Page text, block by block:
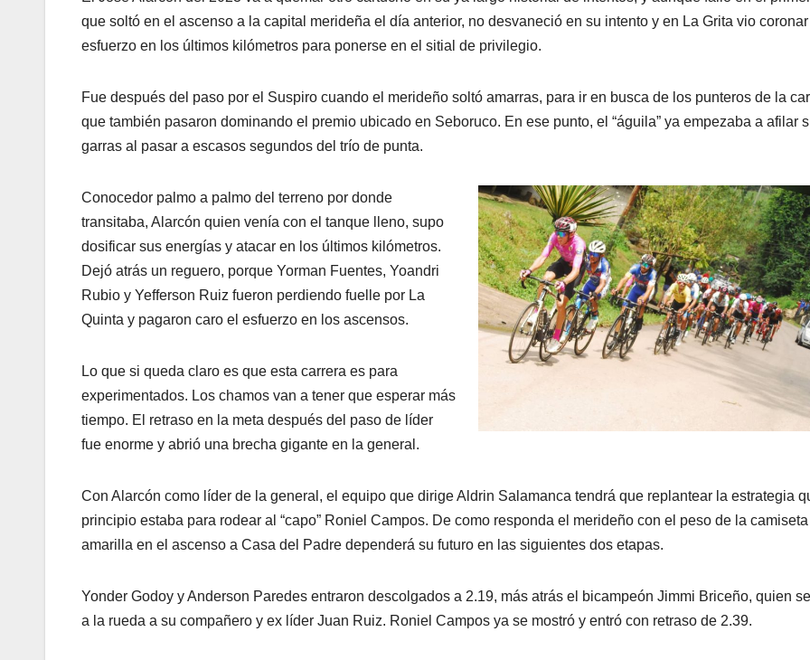
que soltó en el ascenso a la capital merideña el día anterior, no desvaneció en su intento y en La Grita vio coronar
esfuerzo en los últimos kilómetros para ponerse en el sitial de privilegio.
Fue después del paso por el Suspiro cuando el merideño soltó amarras, para ir en busca de los punteros de la
que también pasaron dominando el premio ubicado en Seboruco. En ese punto, el “águila” ya empezaba a afilar
garras al pasar a escasos segundos del trío de punta.
Conocedor palmo a palmo del terreno por donde
transitaba, Alarcón quien venía con el tanque lleno, supo
dosificar sus energías y atacar en los últimos kilómetros.
Dejó atrás un reguero, porque Yorman Fuentes, Yoandri
Rubio y Yefferson Ruiz fueron perdiendo fuelle por La
Quinta y pagaron caro el esfuerzo en los ascensos.
Lo que si queda claro es que esta carrera es para
experimentados. Los chamos van a tener que esperar más
tiempo. El retraso en la meta después del paso de líder
fue enorme y abrió una brecha gigante en la general.
Con Alarcón como líder de la general, el equipo que dirige Aldrin Salamanca tendrá que replantear la estrategia
principio estaba para rodear al “capo” Roniel Campos. De como responda el merideño con el peso de la camiseta
amarilla en el ascenso a Casa del Padre dependerá su futuro en las siguientes dos etapas.
Yonder Godoy y Anderson Paredes entraron descolgados a 2.19, más atrás el bicampeón Jimmi Briceño, quien
a la rueda a su compañero y ex líder Juan Ruiz. Roniel Campos ya se mostró y entró con retraso de 2.39.